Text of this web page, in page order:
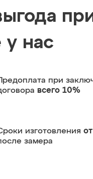
у нас
при
всего 10%
изготовления
замера